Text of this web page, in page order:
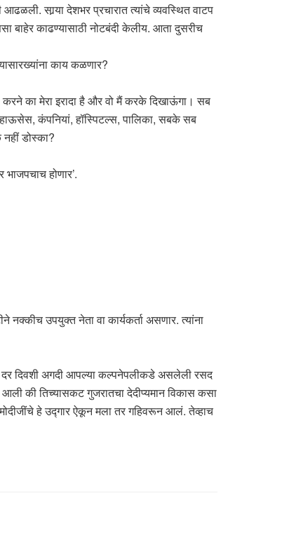
सार्‍या देशभर प्रचारात त्यांचे व्यवस्थित वाटप
बाहेर काढण्यासाठी नोटबंदी केलीय. आता दुसरीच
काय कळणार?
करने का मेरा इरादा है और वो मैं करके दिखाऊंगा। सब
कंपनियां, हॉस्पिटल्स, पालिका, सबके सब
डोस्का?
भाजपचाच होणार’.
नक्कीच उपयुक्त नेता वा कार्यकर्ता असणार. त्यांना
दर दिवशी अगदी आपल्या कल्पनेपलीकडे असलेली रसद
आली की तिच्यासकट गुजरातचा देदीप्यमान विकास कसा
हे उद्गार ऐकून मला तर गहिवरून आलं. तेव्हाच